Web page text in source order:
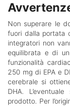
Non superare le
fuori dalla portata
integratori non
equilibrata e di
funzionalità
250 mg di EPA e
cerebrale si
DHA.
prodotto. Per